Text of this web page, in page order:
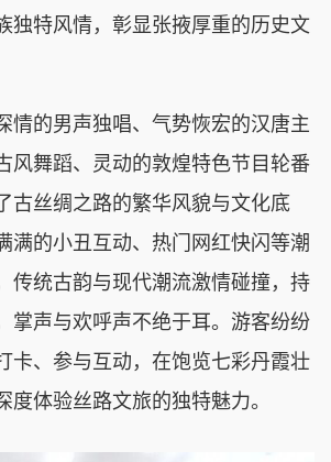
独特风情，彰显张掖厚重的历史文
情的男声独唱、气势恢宏的汉唐主
风舞蹈、灵动的敦煌特色节目轮番
古丝绸之路的繁华风貌与文化底
满的小丑互动、热门网红快闪等潮
传统古韵与现代潮流激情碰撞，持
掌声与欢呼声不绝于耳。游客纷纷
卡、参与互动，在饱览七彩丹霞壮
度体验丝路文旅的独特魅力。